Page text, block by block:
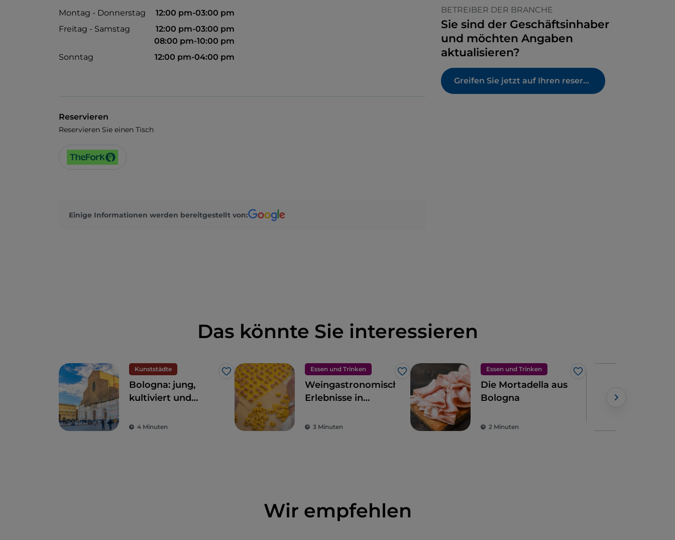
Montag - Donnerstag
12:00 pm-03:00 pm
Freitag - Samstag
12:00 pm-03:00 pm
08:00 pm-10:00 pm
Sonntag
12:00 pm-04:00 pm
Reservieren
Reservieren Sie einen Tisch
Einige Informationen werden bereitgestellt von:
BETREIBER DER BRANCHE
Sie sind der Geschäftsinhaber
und möchten Angaben
aktualisieren?
Greifen Sie jetzt auf Ihren reservierten Bereich zu
Das könnte Sie interessieren
Kunststädte
Like
Bologna: jung,
kultiviert und
4 Minuten
Essen und Trinken
Like
Weingastronomische
Erlebnisse in
Umgebung
3 Minuten
Essen und Trinken
Like
Die Mortadella aus
Bologna
2 Minuten
Wir empfehlen